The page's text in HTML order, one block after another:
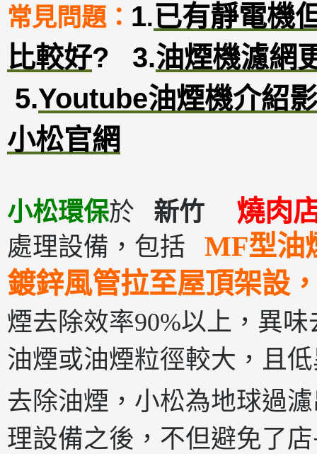
常見問題： 1.已有靜電機
比較好? 3.油煙機濾網
5.Youtube油煙機介紹
小松官網
小松環保於 新竹 燒肉
處理設備，包括 MF型油
鍍鋅風管拉至屋頂架設
煙去除效率90%以上，異
油煙或油煙粒徑較大，且
去除油煙，小松為地球過
理設備之後，不但避免了